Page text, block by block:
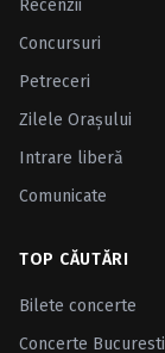
Recenzii
Concursuri
Petreceri
Zilele Oraşului
Intrare liberă
Comunicate
TOP CĂUTĂRI
Bilete concerte
Concerte Bucuresti